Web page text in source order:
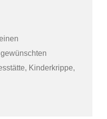
Kinderkrippe,